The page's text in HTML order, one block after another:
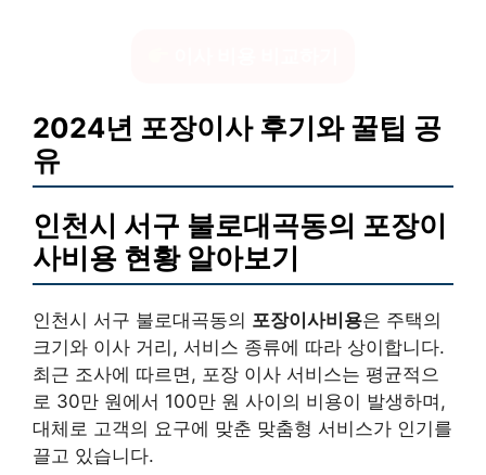
2024년 포장이사 후기와 꿀팁 공
유
인천시 서구 불로대곡동의 포장이
사비용 현황 알아보기
인천시 서구 불로대곡동의 포장이사비용은 주택의
크기와 이사 거리, 서비스 종류에 따라 상이합니다.
최근 조사에 따르면, 포장 이사 서비스는 평균적으
로 30만 원에서 100만 원 사이의 비용이 발생하며,
대체로 고객의 요구에 맞춘 맞춤형 서비스가 인기를
끌고 있습니다.